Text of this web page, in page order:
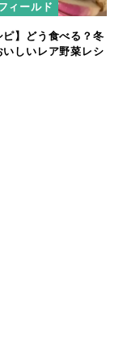
ィールド
ピ】どう食べる？冬
いしいレア野菜レシ